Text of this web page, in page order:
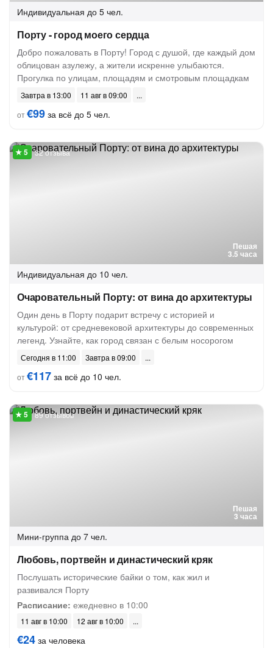
Индивидуальная до 5 чел.
Порту - город моего сердца
Добро пожаловать в Порту! Город с душой, где каждый дом
облицован азулежу, а жители искренне улыбаются.
Прогулка по улицам, площадям и смотровым площадкам
Завтра в 13:00
11 авг в 09:00
от€99 за всё до 5 чел.
Пешая
3.5 часа
32 отзыва
Индивидуальная до 10 чел.
Очаровательный Порту: от вина до архитектуры
Один день в Порту подарит встречу с историей и
культурой: от средневековой архитектуры до современных
легенд. Узнайте, как город связан с белым носорогом
Сегодня в 11:00
Завтра в 09:00
от€117 за всё до 10 чел.
Пешая
3 часа
89 отзывов
Мини-группа до 7 чел.
Любовь, портвейн и династический кряк
Послушать исторические байки о том, как жил и
развивался Порту
Расписание: ежедневно в 10:00
11 авг в 10:00 12 авг в 10:00
€24 за человека